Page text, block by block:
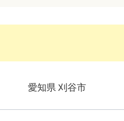
愛知県 刈谷市